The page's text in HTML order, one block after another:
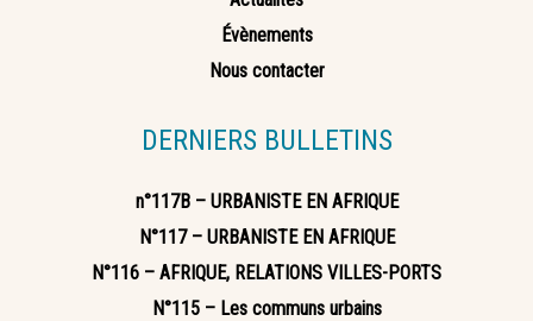
Évènements
Nous contacter
DERNIERS BULLETINS
n°117B – URBANISTE EN AFRIQUE
N°117 – URBANISTE EN AFRIQUE
N°116 – AFRIQUE, RELATIONS VILLES-PORTS
N°115 – Les communs urbains